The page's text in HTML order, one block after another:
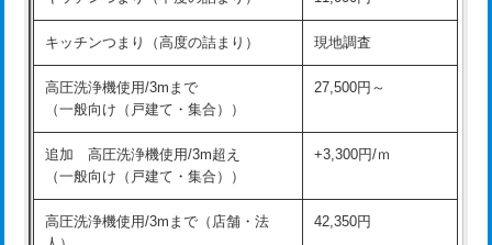
排水管工事（追加 排水管工事/3ｍ超
+11,000円
マス交換（深さ50㎝未満）
マス交換（深さ50㎝以上） 66,000円
コンクリート斫り（厚さ10㎝まで）
交換・取付(排水栓・排水トラップ
22,000円+材料費
持込商品取付（単水栓）
持込商品取付（混合水栓） 16,500円
キッチンつまり（高度の詰まり） 現地調査
高圧洗浄機使用/3mまで
（一般向け（戸建て・集合））
27,500円～
追加 高圧洗浄機使用/3m超え
（一般向け（戸建て・集合））
+3,300円/ｍ
高圧洗浄機使用/3mまで（店舗・法
42,350円